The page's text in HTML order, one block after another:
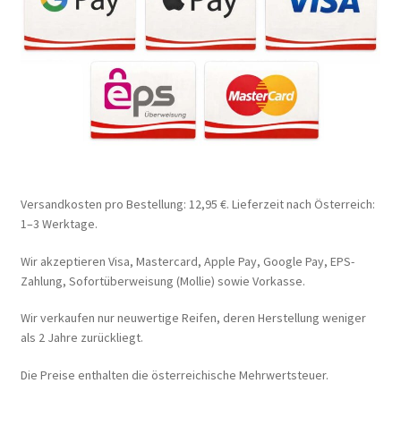
Versandkosten pro Bestellung: 12,95 €. Lieferzeit nach Österreich:
1–3 Werktage.
Wir akzeptieren Visa, Mastercard, Apple Pay, Google Pay, EPS-
Zahlung, Sofortüberweisung (Mollie) sowie Vorkasse.
Wir verkaufen nur neuwertige Reifen, deren Herstellung weniger
als 2 Jahre zurückliegt.
Die Preise enthalten die österreichische Mehrwertsteuer.